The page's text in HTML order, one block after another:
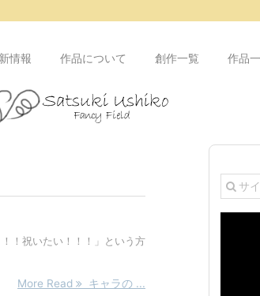
情報 作品について 創作一覧 作品
！祝いたい！！！」という方
More Read キャラの ...